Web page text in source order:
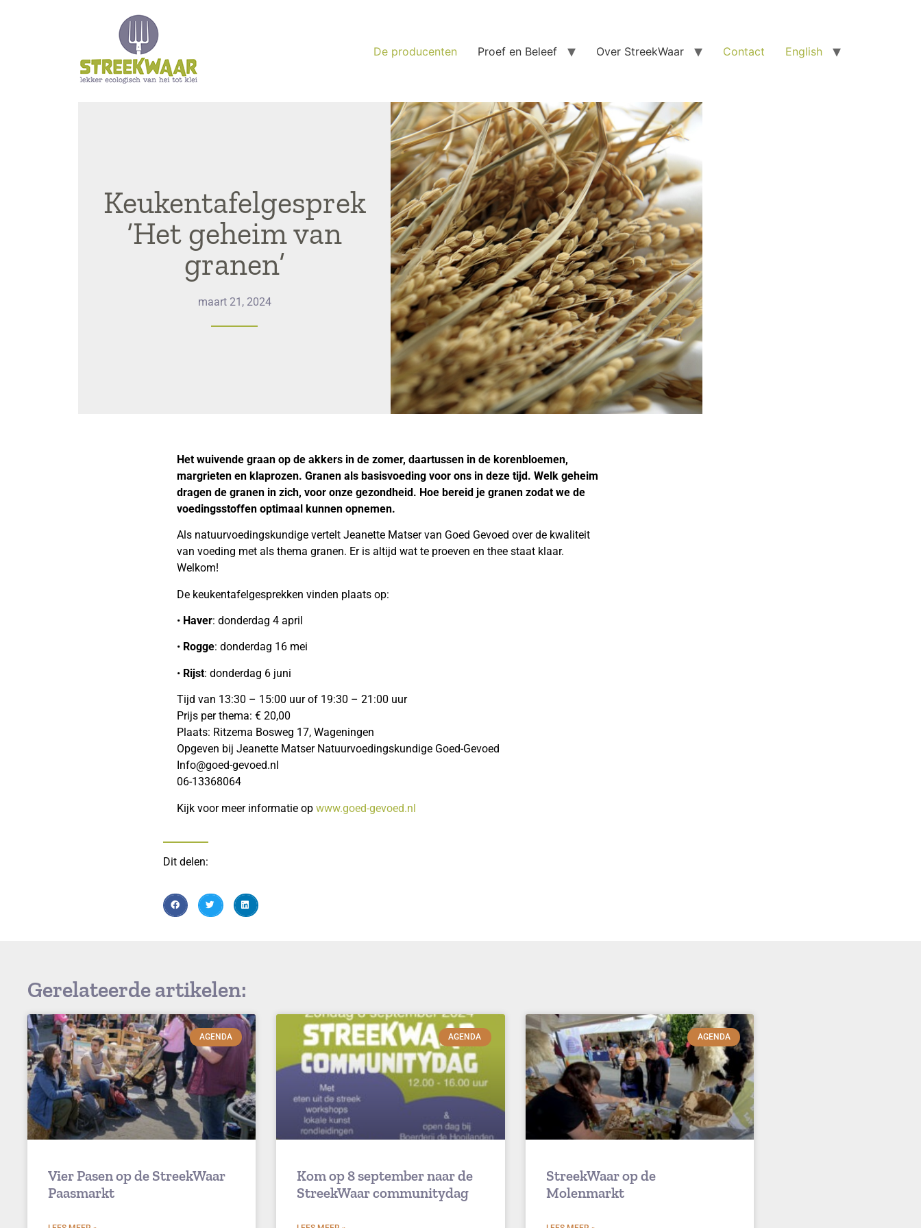
De producenten Proef en Beleef Over StreekWaar Contact English
Keukentafelgesprek
‘Het geheim van
granen’
maart 21, 2024
Het wuivende graan op de akkers in de zomer, daartussen in de korenbloemen,
margrieten en klaprozen. Granen als basisvoeding voor ons in deze tijd. Welk geheim
dragen de granen in zich, voor onze gezondheid. Hoe bereid je granen zodat we de
voedingsstoffen optimaal kunnen opnemen.
Als natuurvoedingskundige vertelt Jeanette Matser van Goed Gevoed over de kwaliteit
van voeding met als thema granen. Er is altijd wat te proeven en thee staat klaar.
Welkom!
De keukentafelgesprekken vinden plaats op:
• Haver: donderdag 4 april
• Rogge: donderdag 16 mei
• Rijst: donderdag 6 juni
Tijd van 13:30 – 15:00 uur of 19:30 – 21:00 uur
Prijs per thema: € 20,00
Plaats: Ritzema Bosweg 17, Wageningen
Opgeven bij Jeanette Matser Natuurvoedingskundige Goed-Gevoed
Info@goed-gevoed.nl
06-13368064
Kijk voor meer informatie op www.goed-gevoed.nl
Dit delen:
Gerelateerde artikelen:
AGENDA
Vier Pasen op de StreekWaar
Paasmarkt
AGENDA
Kom op 8 september naar de
StreekWaar communitydag
AGENDA
StreekWaar op de
Molenmarkt